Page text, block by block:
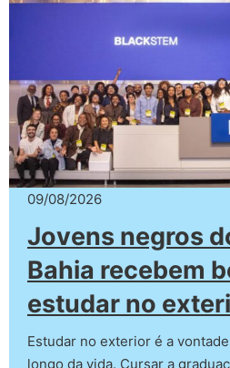
09/08/2026
Jovens negros
Bahia recebem
estudar no
Estudar no exterior é a
longo da vida. Cursar a